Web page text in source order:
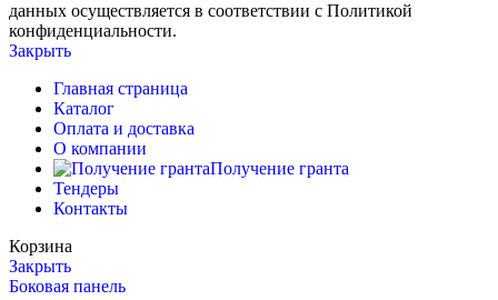
данных осуществляется в соответствии с Политикой
конфиденциальности.
Закрыть
Главная страница
Каталог
Оплата и доставка
О компании
Получение гранта
Тендеры
Контакты
Корзина
Закрыть
Боковая панель